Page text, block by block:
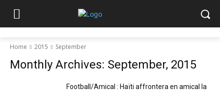
Home 2015 September
Monthly Archives: September, 2015
Football/Amical : Haïti affrontera en amical la